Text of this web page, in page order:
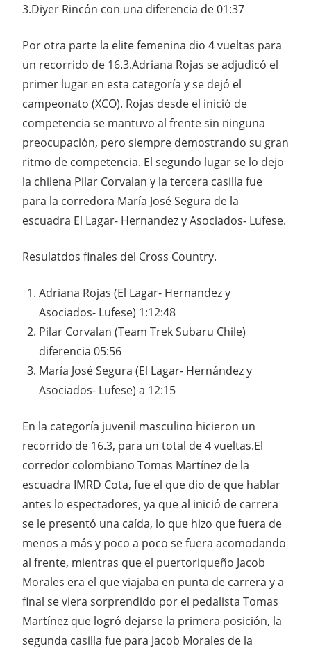
3.Diyer Rincón con una diferencia de 01:37
Por otra parte la elite femenina dio 4 vueltas para
un recorrido de 16.3.Adriana Rojas se adjudicó el
primer lugar en esta categoría y se dejó el
campeonato (XCO). Rojas desde el inició de
competencia se mantuvo al frente sin ninguna
preocupación, pero siempre demostrando su gran
ritmo de competencia. El segundo lugar se lo dejo
la chilena Pilar Corvalan y la tercera casilla fue
para la corredora María José Segura de la
escuadra El Lagar- Hernandez y Asociados- Lufese.
Resulatdos finales del Cross Country.
Adriana Rojas (El Lagar- Hernandez y
Asociados- Lufese) 1:12:48
Pilar Corvalan (Team Trek Subaru Chile)
diferencia 05:56
María José Segura (El Lagar- Hernández y
Asociados- Lufese) a 12:15
En la categoría juvenil masculino hicieron un
recorrido de 16.3, para un total de 4 vueltas.El
corredor colombiano Tomas Martínez de la
escuadra IMRD Cota, fue el que dio de que hablar
antes lo espectadores, ya que al inició de carrera
se le presentó una caída, lo que hizo que fuera de
menos a más y poco a poco se fuera acomodando
al frente, mientras que el puertoriqueño Jacob
Morales era el que viajaba en punta de carrera y a
final se viera sorprendido por el pedalista Tomas
Martínez que logró dejarse la primera posición, la
segunda casilla fue para Jacob Morales de la